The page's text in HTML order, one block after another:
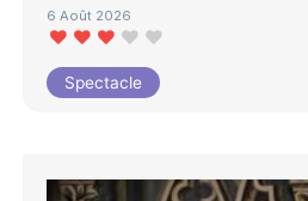
6 Août 2026
Spectacle